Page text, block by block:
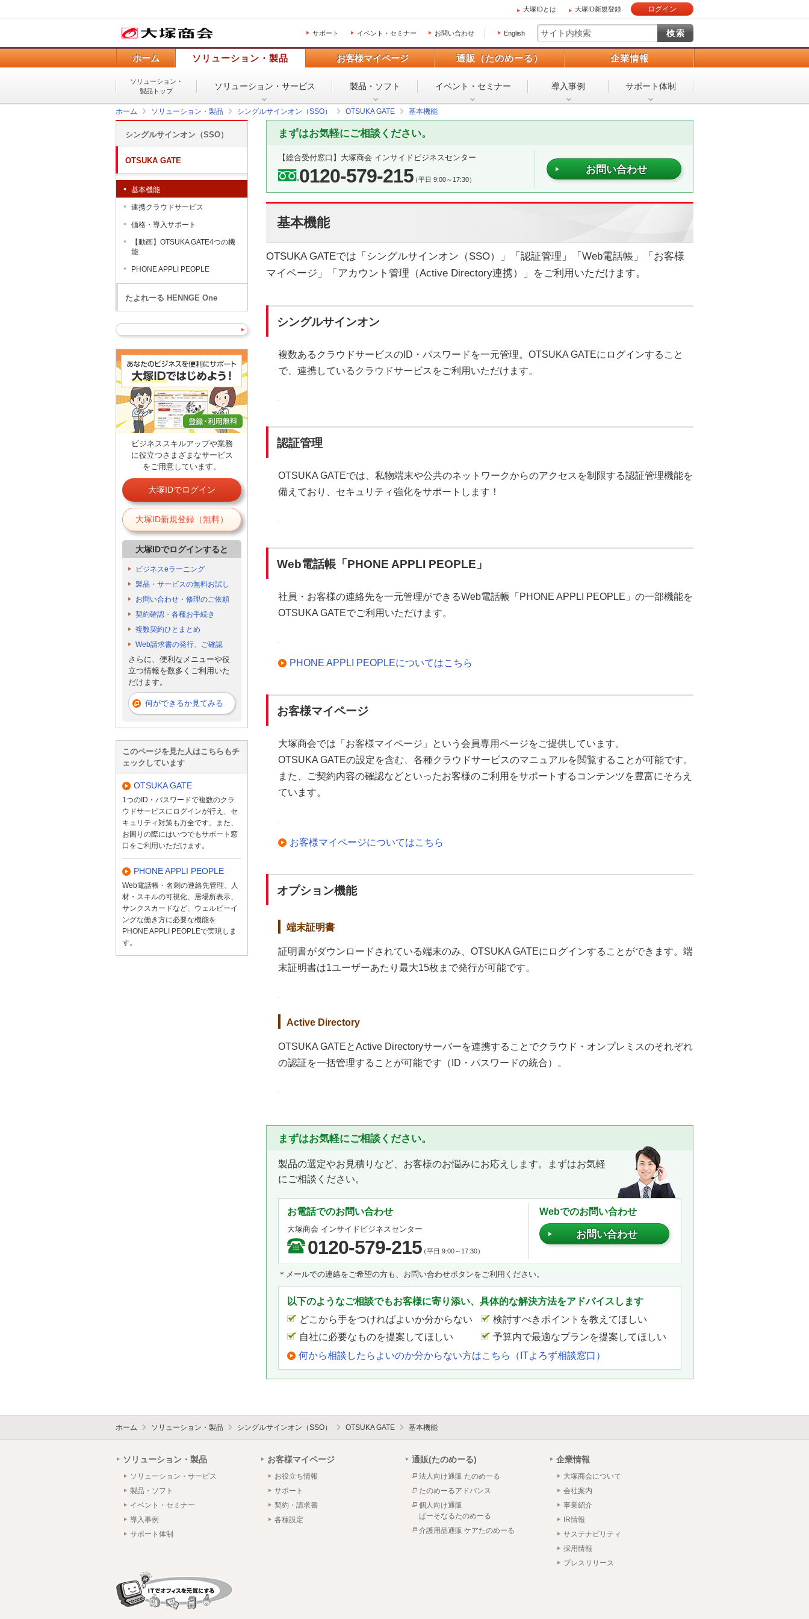
大塚IDとは 大塚ID新規登録 ログイン
サポート イベント・セミナー お問い合わせ English
ホーム ソリューション・製品 お客様マイページ 通販（たのめーる） 企業情報
ソリューション・
製品トップ
ソリューション・ サービス 製品・ソフト イベント・ セミナー 導入事例 サポート体制
ホーム ソリューション・製品 シングルサインオン（SSO） OTSUKA GATE 基本機能
まずはお気軽にご相談ください。
【総合受付窓口】大塚商会 インサイドビジネスセンター
0120-579-215（平日 9:00～17:30）
お問い合わせ
基本機能
OTSUKA GATEでは「シングルサインオン（SSO）」「認証管理」「Web電話帳」「お客様
マイページ」「アカウント管理（Active Directory連携）」をご利用いただけます。
シングルサインオン
複数あるクラウドサービスのID・パスワードを一元管理。OTSUKA GATEにログインすること
で、連携しているクラウドサービスをご利用いただけます。
認証管理
OTSUKA GATEでは、私物端末や公共のネットワークからのアクセスを制限する認証管理機能を
備えており、セキュリティ強化をサポートします！
Web電話帳「PHONE APPLI PEOPLE」
社員・お客様の連絡先を一元管理ができるWeb電話帳「PHONE APPLI PEOPLE」の一部機能を
OTSUKA GATEでご利用いただけます。
PHONE APPLI PEOPLEについてはこちら
お客様マイページ
大塚商会では「お客様マイページ」という会員専用ページをご提供しています。
OTSUKA GATEの設定を含む、各種クラウドサービスのマニュアルを閲覧することが可能です。
また、ご契約内容の確認などといったお客様のご利用をサポートするコンテンツを豊富にそろえ
ています。
お客様マイページについてはこちら
オプション機能
端末証明書
証明書がダウンロードされている端末のみ、OTSUKA GATEにログインすることができます。端
末証明書は1ユーザーあたり最大15枚まで発行が可能です。
Active Directory
OTSUKA GATEとActive Directoryサーバーを連携することでクラウド・オンプレミスのそれぞれ
の認証を一括管理することが可能です（ID・パスワードの統合）。
まずはお気軽にご相談ください。
製品の選定やお見積りなど、お客様のお悩みにお応えします。まずはお気軽
にご相談ください。
お電話でのお問い合わせ
大塚商会 インサイドビジネスセンター
0120-579-215（平日 9:00～17:30）
Webでのお問い合わせ
お問い合わせ
＊メールでの連絡をご希望の方も、お問い合わせボタンをご利用ください。
以下のようなご相談でもお客様に寄り添い、具体的な解決方法をアドバイスします
どこから手をつければよいか分からない
検討すべきポイントを教えてほしい
自社に必要なものを提案してほしい
予算内で最適なプランを提案してほしい
何から相談したらよいのか分からない方はこちら（ITよろず相談窓口）
シングルサインオン（SSO）
OTSUKA GATE
基本機能
連携クラウドサービス
価格・導入サポート
【動画】OTSUKA GATE4つの機
能
PHONE APPLI PEOPLE
たよれーる HENNGE One
ビジネススキルアップや業務
に役立つさまざまなサービス
をご用意しています。
大塚IDでログイン
大塚ID新規登録（無料）
大塚IDでログインすると
ビジネスeラーニング
製品・サービスの無料お試し
お問い合わせ・修理のご依頼
契約確認・各種お手続き
複数契約ひとまとめ
Web請求書の発行、ご確認
さらに、便利なメニューや役
立つ情報を数多くご利用いた
だけます。
何ができるか見てみる
このページを見た人はこちらもチ
ェックしています
OTSUKA GATE
1つのID・パスワードで複数のクラ
ウドサービスにログインが行え、セ
キュリティ対策も万全です。また、
お困りの際にはいつでもサポート窓
口をご利用いただけます。
PHONE APPLI PEOPLE
Web電話帳・名刺の連絡先管理、人
材・スキルの可視化、居場所表示、
サンクスカードなど、ウェルビーイ
ングな働き方に必要な機能を
PHONE APPLI PEOPLEで実現しま
す。
ホーム ソリューション・製品 シングルサインオン（SSO） OTSUKA GATE 基本機能
ソリューション・製品
ソリューション・サービス
製品・ソフト
イベント・セミナー
導入事例
サポート体制
お客様マイページ
お役立ち情報
サポート
契約・請求書
各種設定
通販(たのめーる)
法人向け通販 たのめーる
たのめーるアドバンス
個人向け通販
ぱーそなるたのめーる
介護用品通販 ケアたのめーる
企業情報
大塚商会について
会社案内
事業紹介
IR情報
サステナビリティ
採用情報
プレスリリース